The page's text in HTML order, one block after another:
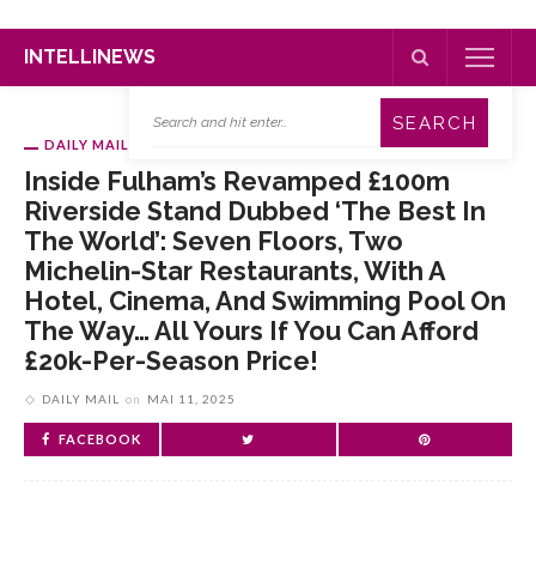
INTELLINEWS
DAILY MAIL
Inside Fulham’s Revamped £100m
Riverside Stand Dubbed ‘the Best In
The World’: Seven Floors, Two
Michelin-Star Restaurants, With A
Hotel, Cinema, And Swimming Pool On
The Way… All Yours If You Can Afford
£20k-Per-Season Price!
DAILY MAIL on MAI 11, 2025
FACEBOOK